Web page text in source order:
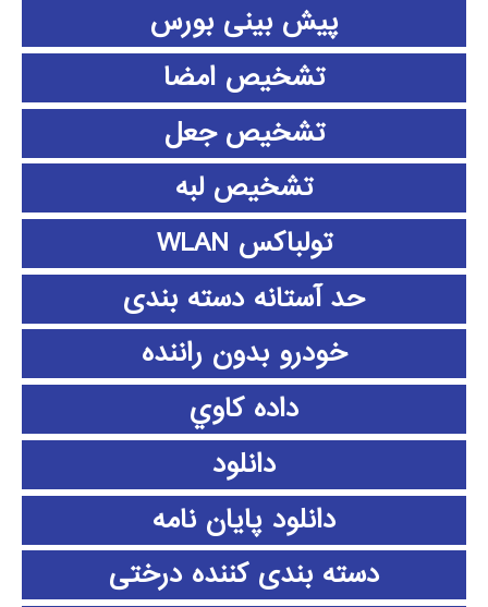
پیش بینی بورس
تشخیص امضا
تشخیص جعل
تشخیص لبه
تولباکس WLAN
حد آستانه دسته بندی
خودرو بدون راننده
داده كاوي
دانلود
دانلود پايان نامه
دسته بندی کننده درختی